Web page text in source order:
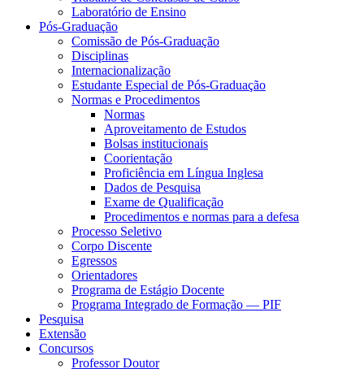
Laboratório de Ensino
Pós-Graduação
Comissão de Pós-Graduação
Disciplinas
Internacionalização
Estudante Especial de Pós-Graduação
Normas e Procedimentos
Normas
Aproveitamento de Estudos
Bolsas institucionais
Coorientação
Proficiência em Língua Inglesa
Dados de Pesquisa
Exame de Qualificação
Procedimentos e normas para a defesa
Processo Seletivo
Corpo Discente
Egressos
Orientadores
Programa de Estágio Docente
Programa Integrado de Formação — PIF
Pesquisa
Extensão
Concursos
Professor Doutor